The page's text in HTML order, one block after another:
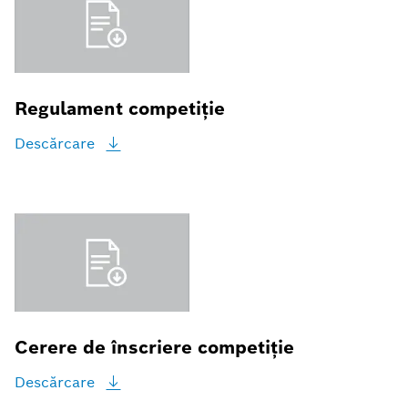
Regulament competiție
Descărcare
Cerere de înscriere competiție
Descărcare